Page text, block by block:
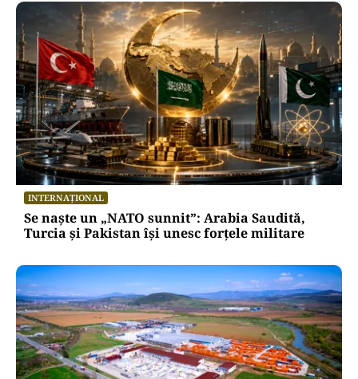
INTERNAȚIONAL
Se naște un „NATO sunnit”: Arabia Saudită,
Turcia și Pakistan își unesc forțele militare